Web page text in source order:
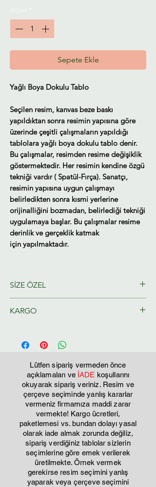
Sepete Ekle
Yağlı Boya Dokulu Tablo
Seçilen resim, kanvas beze baskı
yapıldıktan sonra resimin yapısına göre
üzerinde çeşitli çalışmaların yapıldığı
tablolara yağlı boya dokulu tablo denir.
Bu çalışmalar, resimden resime değişiklik
göstermektedir. Her resimin kendine özgü
tekniği vardır ( Spatül-Fırça). Sanatçı,
resimin yapısına uygun çalışmayı
belirledikten sonra kısmi yerlerine
orijinalliğini bozmadan, belirlediği tekniği
uygulamaya başlar. Bu çalışmalar resime
derinlik ve gerçeklik katmak
için yapılmaktadır.
SİZE ÖZEL
olarak hazırlanacaktır.
KARGO
Tahmini Kargo teslim 2-3 iş günü
Lütfen sipariş vermeden önce
açıklamaları ve İADE koşullarını
okuyarak sipariş veriniz. Resim ve
çerçeve seçiminde yanlış kararlar
vermeniz firmamıza maddi zarar
vermekte! Kargo ücretleri,
paketlemesi vs. bundan dolayı yasal
olarak iade almak zorunda değiliz,
sipariş verdiğiniz tablolar sizlerin
seçimlerine göre emek verilerek
üretilmekte. Örnek vermek
gerekirse resim seçimini yanlış
yaparak veya çerçeve seçimini